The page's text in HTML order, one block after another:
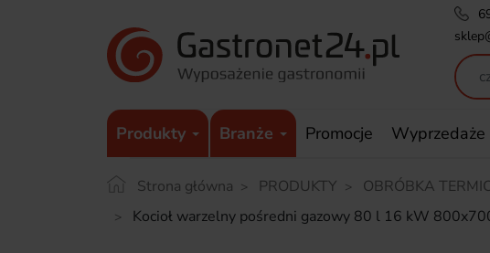
Produkty Branże Promocje Wyprzedaże
Strona główna PRODUKTY OBRÓBKA
Kocioł warzelny pośredni gazowy 80 l 16 kW